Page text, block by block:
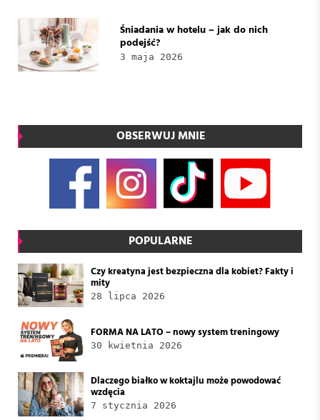
Śniadania w hotelu – jak do nich
podejść?
3 maja 2026
OBSERWUJ MNIE
POPULARNE
Czy kreatyna jest bezpieczna dla kobiet? Fakty i
mity
28 lipca 2026
FORMA NA LATO – nowy system treningowy
30 kwietnia 2026
Dlaczego białko w koktajlu może powodować
wzdęcia
7 stycznia 2026